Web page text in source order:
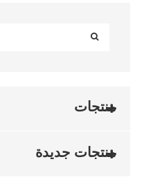
منتجات
منتجات جديدة